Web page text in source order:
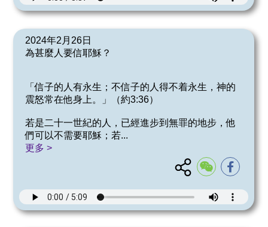
2024年2月26日
為甚麼人要信耶穌？
「信子的人有永生；不信子的人得不着永生，神的
震怒常在他身上。」（約3:36）
若是二十一世紀的人，已經進步到無罪的地步，他
們可以不需要耶穌；若...
更多 >